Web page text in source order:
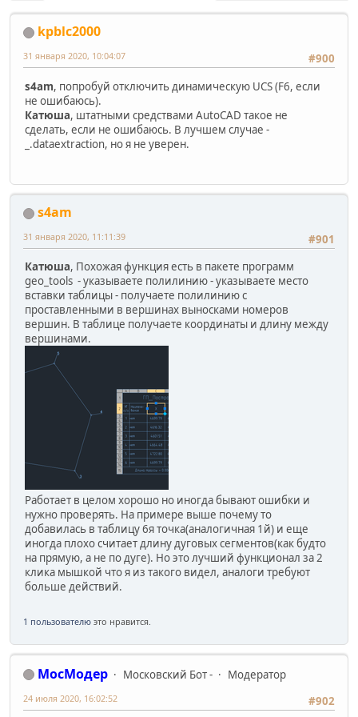
kpblc2000
#900
31 января 2020, 10:04:07
s4am, попробуй отключить динамическую UCS (F6, если
не ошибаюсь).
Катюша, штатными средствами AutoCAD такое не
сделать, если не ошибаюсь. В лучшем случае -
_.dataextraction, но я не уверен.
s4am
#901
31 января 2020, 11:11:39
Катюша, Похожая функция есть в пакете программ
geo_tools - указываете полилинию - указываете место
вставки таблицы - получаете полилинию с
проставленными в вершинах выносками номеров
вершин. В таблице получаете координаты и длину между
вершинами.
Работает в целом хорошо но иногда бывают ошибки и
нужно проверять. На примере выше почему то
добавилась в таблицу 6я точка(аналогичная 1й) и еще
иногда плохо считает длину дуговых сегментов(как будто
на прямую, а не по дуге). Но это лучший функционал за 2
клика мышкой что я из такого видел, аналоги требуют
больше действий.
1 пользователю это нравится.
МосМодер Московский Бот -
Модератор
#902
24 июля 2020, 16:02:52